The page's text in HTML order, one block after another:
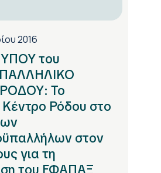
2016
του
Το
Κέντρο Ρόδου στο
στον
για τη